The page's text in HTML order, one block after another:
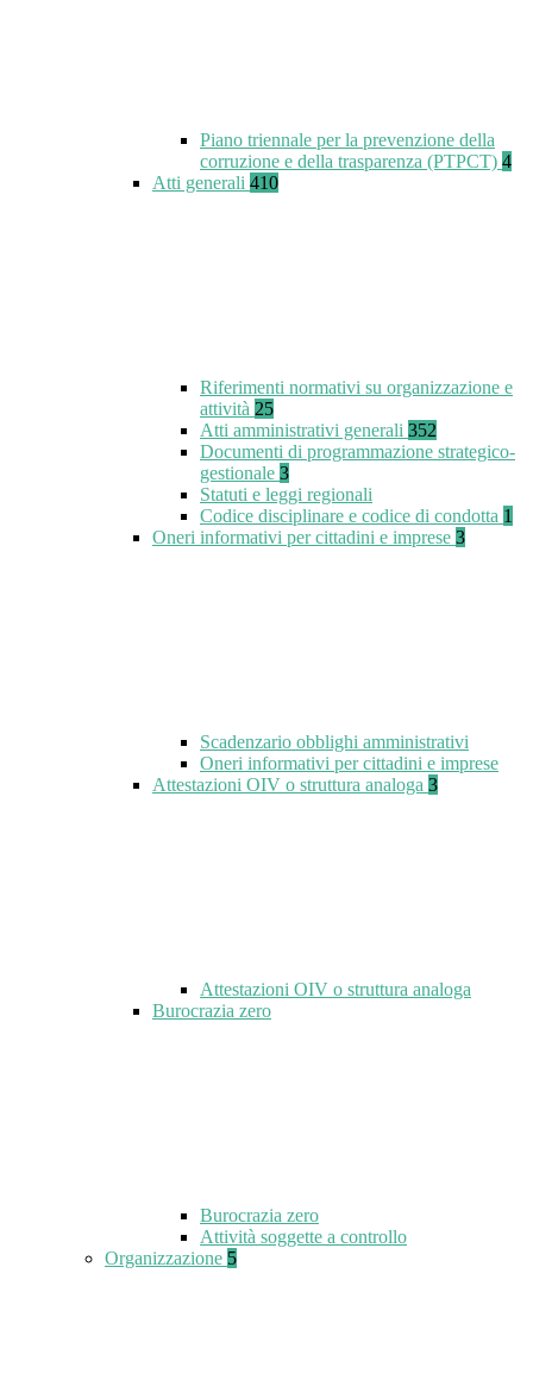
Piano triennale per la prevenzione della
corruzione e della trasparenza (PTPCT) 4
Atti generali 410
Riferimenti normativi su organizzazione e
attività 25
Atti amministrativi generali 352
Documenti di programmazione strategico-
gestionale 3
Statuti e leggi regionali
Codice disciplinare e codice di condotta 1
Oneri informativi per cittadini e imprese 3
Scadenzario obblighi amministrativi
Oneri informativi per cittadini e imprese
Attestazioni OIV o struttura analoga 3
Attestazioni OIV o struttura analoga
Burocrazia zero
Burocrazia zero
Attività soggette a controllo
Organizzazione 5